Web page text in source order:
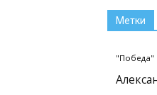
Метки
"Победа"